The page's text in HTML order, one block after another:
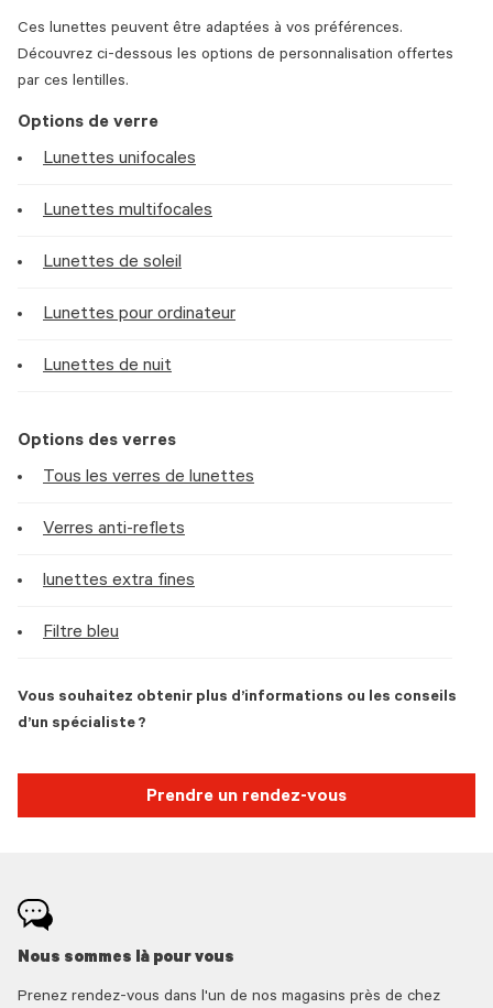
Ces lunettes peuvent être adaptées à vos préférences.
Découvrez ci-dessous les options de personnalisation offertes
par ces lentilles.
Options de verre
Lunettes unifocales
Lunettes multifocales
Lunettes de soleil
Lunettes pour ordinateur
Lunettes de nuit
Options des verres
Tous les verres de lunettes
Verres anti-reflets
lunettes extra fines
Filtre bleu
Vous souhaitez obtenir plus d’informations ou les conseils
d’un spécialiste ?
Prendre un rendez-vous
Nous sommes là pour vous
Prenez rendez-vous dans l'un de nos magasins près de chez